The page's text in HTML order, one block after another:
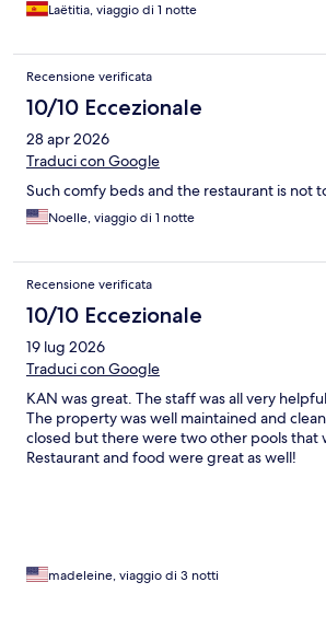
Laëtitia, viaggio di 1 notte
Recensione verificata
10/10 Eccezionale
28 apr 2026
Traduci con Google
Such comfy beds and the restaurant is not
Noelle, viaggio di 1 notte
Recensione verificata
10/10 Eccezionale
19 lug 2026
Traduci con Google
KAN was great. The staff was all very
The property was well maintained and
closed but there were two other pools that
Restaurant and food were great as well!
madeleine, viaggio di 3 notti